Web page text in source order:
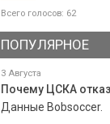
Всего голосов: 62
ПОПУЛЯРНОЕ
3 Августа
Почему ЦСКА
Данные Bobsoccer.